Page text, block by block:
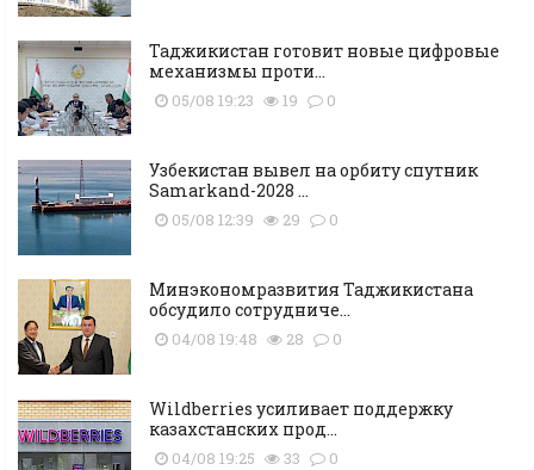
Таджикистан готовит новые цифровые
механизмы проти...
05/08 19:23 19 0
Узбекистан вывел на орбиту спутник
Samarkand-2028 ...
05/08 12:39 29 0
Минэкономразвития Таджикистана
обсудило сотрудниче...
04/08 19:48 28 0
Wildberries усиливает поддержку
казахстанских прод...
04/08 19:25 33 0